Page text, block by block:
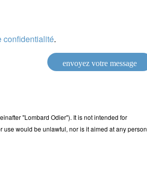
confidentialité.
envoyez votre message
"Lombard Odier"). It is not intended for
would be unlawful, nor is it aimed at any person